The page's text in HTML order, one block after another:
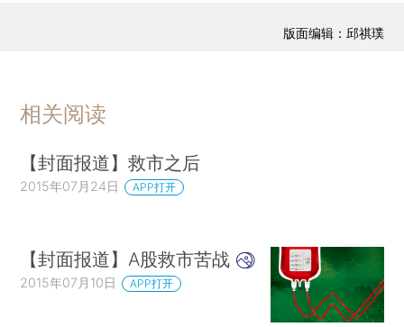
版面编辑：邱祺璞
相关阅读
【封面报道】救市之后
2015年07月24日 APP打开
【封面报道】A股救市苦战
2015年07月10日 APP打开